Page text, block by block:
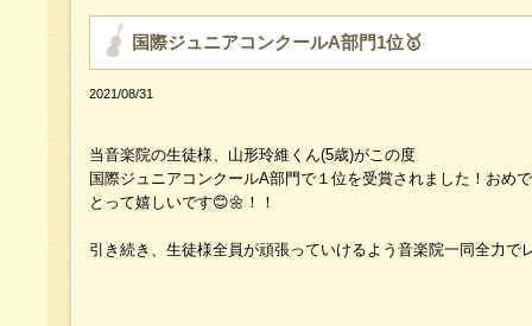
国際ジュニアコンクールA部門1位🥇
2021/08/31
当音楽院の生徒様、山形玲維くん(5歳)がこの度
国際ジュニアコンクールA部門で１位を受賞されました！おめ
とって嬉しいです😊🌼！！
引き続き、生徒様全員が頑張っていけるよう音楽院一同全力で